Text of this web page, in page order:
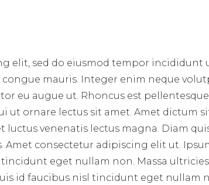
elit, sed do eiusmod tempor incididunt
congue mauris. Integer enim neque
eu augue ut. Rhoncus est
ut ornare lectus sit amet. Amet dictum
venenatis lectus magna. Diam
consectetur adipiscing elit ut.
eget nullam non. Massa
id faucibus nisl tincidunt eget nullam